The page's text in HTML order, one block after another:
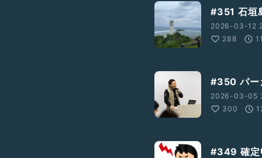
#351 石垣
2026-03-12
288
#350 パー
2026-03-05
300
#349 確定